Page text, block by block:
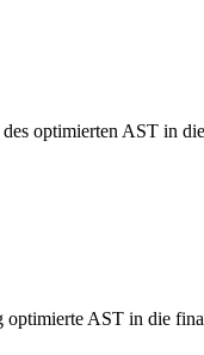
optimierten AST in
optimierte AST in die